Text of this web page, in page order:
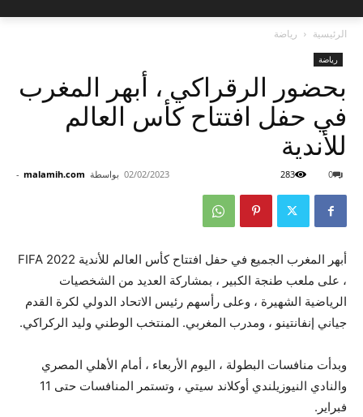
الرئيسية رياضة
رياضة
بحضور الرقراكي ، أبهر المغرب
في حفل افتتاح كأس العالم
للأندية
بواسطة malamih.com
- 02/02/2023 0
283
أبهر المغرب الجميع في حفل افتتاح كأس العالم للأندية FIFA 2022
، على ملعب طنجة الكبير ، بمشاركة العديد من الشخصيات
الرياضية الشهيرة ، وعلى رأسهم رئيس الاتحاد الدولي لكرة القدم
جياني إنفانتينو ، ومدرب المغربي. المنتخب الوطني وليد الركراكي.
وبدأت منافسات البطولة ، اليوم الأربعاء ، أمام الأهلي المصري
والنادي النيوزيلندي أوكلاند سيتي ، وتستمر المنافسات حتى 11
فبراير.